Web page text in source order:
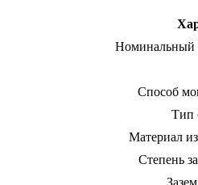
Номинальный
Способ
Тип
Материал
Степень